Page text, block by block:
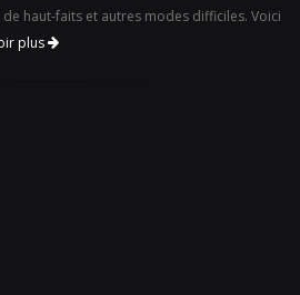
haut-faits et autres modes difficiles. Voici
plus